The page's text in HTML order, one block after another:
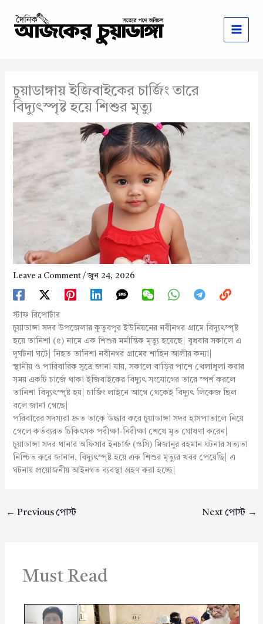
content
চুয়াডাঙ্গায় ইজিবাইকের চার্জিং তারে
বিদ্যুৎস্পৃষ্ট হয়ে শিশুর মৃত্যু
Leave a Comment /জুন 24, 2026
স্টাফ রিপোর্টার
চুয়াডাঙ্গা সদর উপজেলার কুতুবপুর ইউনিয়নের নবীনগর গ্রামে বিদ্যুৎস্পৃষ্ট
হয়ে তানিশা (৫) নামে এক শিশুর মর্মান্তিক মৃত্যু হয়েছে| বুধবার সকালে এ
দুর্ঘটনা ঘটে| নিহত তানিশা নবীনগর গ্রামের শাহিন আলীর কন্যা|
স্থানীয় ও পারিবারিক সূত্রে জানা যায়, সকালে বাড়ির পাশে খেলাধুলা করার
সময় একটি চার্জে থাকা ইজিবাইকের বিদ্যুৎ সংযোগের তারে স্পর্শ করলে
তানিশা বিদ্যুৎস্পৃষ্ট হয়| চার্জিং লাইনে আগে থেকেই বিদ্যুৎ লিকেজ ছিল
বলে জানা গেছে|
পরিবারের সদস্যরা দ্রুত তাকে উদ্ধার করে চুয়াডাঙ্গা সদর হাসপাতালে নিয়ে
গেলে কর্তব্যরত চিকিৎসক পরীক্ষা-নিরীক্ষা শেষে মৃত ঘোষণা করেন|
চুয়াডাঙ্গা সদর থানার অফিসার ইনচার্জ (ওসি) মিজানুর রহমান ঘটনার সত্যতা
নিশ্চিত করে জানান, বিদ্যুৎস্পৃষ্ট হয়ে এক শিশুর মৃত্যুর খবর পেয়েছি| এ
ঘটনায় প্রয়োজনীয় আইনগত ব্যবস্থা গ্রহণ করা হচ্ছে|
← Previous পোস্ট Next পোস্ট →
Must Read